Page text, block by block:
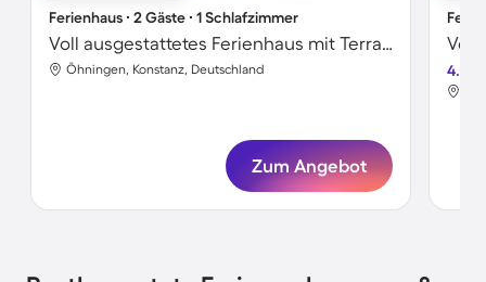
Ferienhaus ∙ 2 Gäste ∙ 1 Schlafzimmer
Voll ausgestattetes Ferienhaus mit Terrasse und Garten
Öhningen, Konstanz, Deutschland
Zum Angebot
Voll
4.5